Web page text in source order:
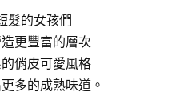
髮的女孩們
更豐富的層次
俏皮可愛風格
多的成熟味道。